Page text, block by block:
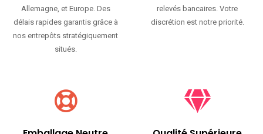
Allemagne, et Europe. Des
délais rapides garantis grâce à
nos entrepôts stratégiquement
situés.
relevés bancaires. Votre
discrétion est notre priorité.